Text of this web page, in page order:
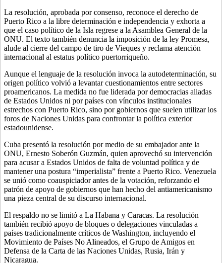
La resolución, aprobada por consenso, reconoce el derecho de
Puerto Rico a la libre determinación e independencia y exhorta a
que el caso político de la Isla regrese a la Asamblea General de la
ONU. El texto también denuncia la imposición de la ley Promesa,
alude al cierre del campo de tiro de Vieques y reclama atención
internacional al estatus político puertorriqueño.
Aunque el lenguaje de la resolución invoca la autodeterminación, su
origen político volvió a levantar cuestionamientos entre sectores
proamericanos. La medida no fue liderada por democracias aliadas
de Estados Unidos ni por países con vínculos institucionales
estrechos con Puerto Rico, sino por gobiernos que suelen utilizar los
foros de Naciones Unidas para confrontar la política exterior
estadounidense.
Cuba presentó la resolución por medio de su embajador ante la
ONU, Ernesto Soberón Guzmán, quien aprovechó su intervención
para acusar a Estados Unidos de falta de voluntad política y de
mantener una postura “imperialista” frente a Puerto Rico. Venezuela
se unió como coauspiciador antes de la votación, reforzando el
patrón de apoyo de gobiernos que han hecho del antiamericanismo
una pieza central de su discurso internacional.
El respaldo no se limitó a La Habana y Caracas. La resolución
también recibió apoyo de bloques o delegaciones vinculadas a
países tradicionalmente críticos de Washington, incluyendo el
Movimiento de Países No Alineados, el Grupo de Amigos en
Defensa de la Carta de las Naciones Unidas, Rusia, Irán y
Nicaragua.